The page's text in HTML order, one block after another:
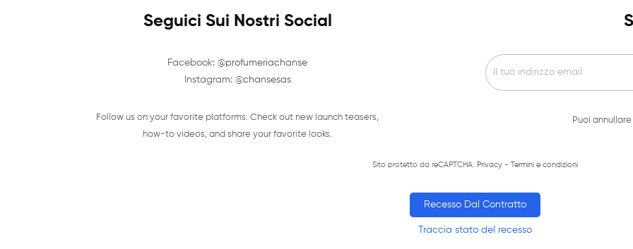
Seguici Sui Nostri Social
Facebook: @profumeriachanse
Instagram: @chansesas
Follow us on your favorite platforms. Check out new launch teasers,
how-to videos, and share your favorite looks.
Puoi
Sito protetto da reCAPTCHA. Privacy- Termini e condizioni
Recesso Dal Contratto
Traccia stato del recesso